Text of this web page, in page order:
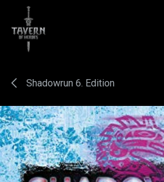
Zum Inhalt springen
Shadowrun 6. Edition